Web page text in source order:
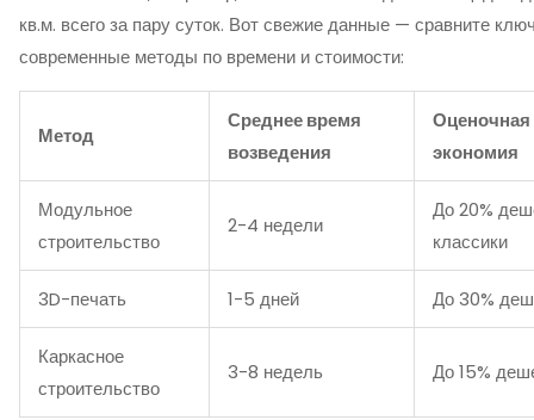
кв.м. всего за пару суток. Вот свежие данные — сравните
современные методы по времени и стоимости:
Метод
Среднее время
возведения
Оценочная
экономия
Модульное
строительство
2-4 недели
До 20%
классики
3D-печать 1-5 дней До 30%
Каркасное
строительство
3-8 недель До 15%